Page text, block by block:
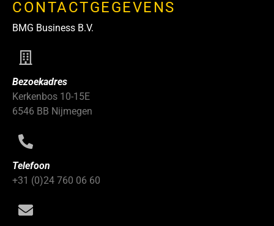
CONTACTGEGEVENS
BMG Business B.V.
Bezoekadres
Kerkenbos 10-15E
6546 BB Nijmegen
Telefoon
+31 (0)24 760 06 60